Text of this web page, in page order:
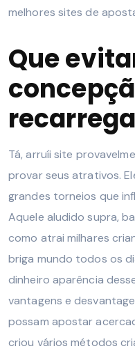
melhores sites de
Que
Tá, arruíi site
provar seus atrativos.
grandes torneios que
Aquele aludido supra,
como atrai milhares
briga mundo todos os
dinheiro aparência
vantagens e
possam apostar
criou vários métodos